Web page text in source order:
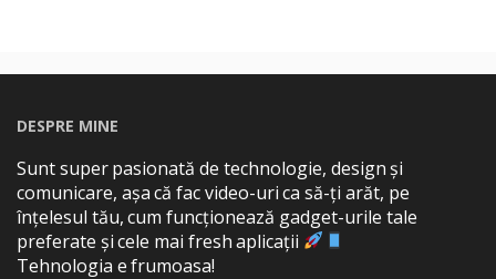
DESPRE MINE
Sunt super pasionată de technologie, design și
comunicare, așa că fac video-uri ca să-ți arăt, pe
înțelesul tău, cum funcționează gadget-urile tale
preferate și cele mai fresh aplicații
Tehnologia e frumoasa!